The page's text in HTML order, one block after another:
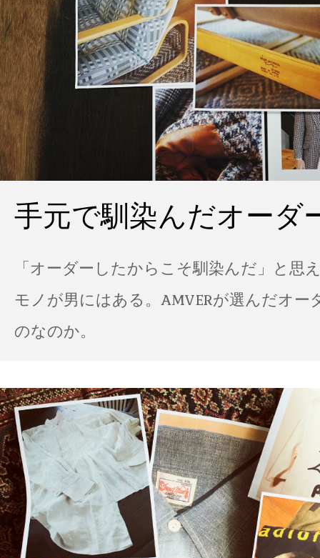
手元で馴染んだオーダ
「オーダーしたからこそ馴染んだ」と思
モノが男にはある。AMVERが選んだオー
のなのか。